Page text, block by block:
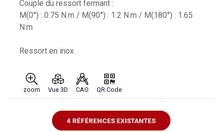
Couple du ressort fermant :
M(0°) : 0.75 N.m / M(90°) : 1.2 N.m / M(180°) : 1.65
N.m
Ressort en inox.
zoom Vue 3D CAO QR Code
4 RÉFÉRENCES EXISTANTES